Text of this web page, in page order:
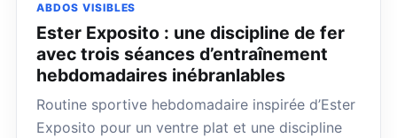
ABDOS VISIBLES
Ester Exposito : une discipline de fer
avec trois séances d’entraînement
hebdomadaires inébranlables
Routine sportive hebdomadaire inspirée d’Ester
Exposito pour un ventre plat et une discipline